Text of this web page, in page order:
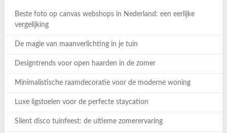
Beste foto op canvas webshops in Nederland: een eerlijke
vergelijking
De magie van maanverlichting in je tuin
Designtrends voor open haarden in de zomer
Minimalistische raamdecoratie voor de moderne woning
Luxe ligstoelen voor de perfecte staycation
Silent disco tuinfeest: de ultieme zomerervaring